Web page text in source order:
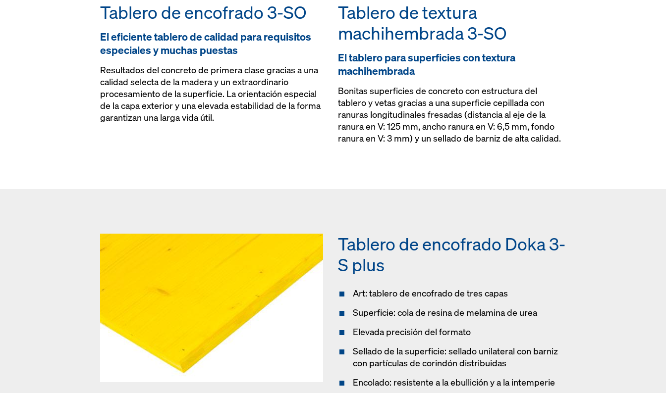
Tablero de encofrado 3-SO
El eficiente tablero de calidad para requisitos
especiales y muchas puestas
Resultados del concreto de primera clase gracias a una
calidad selecta de la madera y un extraordinario
procesamiento de la superficie. La orientación especial
de la capa exterior y una elevada estabilidad de la forma
garantizan una larga vida útil.
Tablero de textura
machihembrada3-SO
El tablero para superficies con textura
machihembrada
Bonitas superficies de concreto con estructura del
tablero y vetas gracias a una superficie cepillada con
ranuras longitudinales fresadas (distancia al eje de la
ranura en V: 125 mm, ancho ranura en V: 6,5 mm, fondo
ranura en V: 3 mm) y un sellado de barniz de alta calidad.
Tablero de encofrado Doka 3-
S plus
Art: tablero de encofrado de tres capas
Superficie: cola de resina de melamina de urea
Elevada precisión del formato
Sellado de la superficie: sellado unilateral con barniz
con partículas de corindón distribuidas
Encolado: resistente a la ebullición y a la intemperie